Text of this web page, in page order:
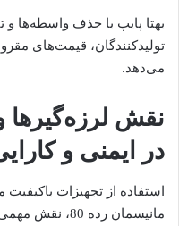
بهتا پایپ با حذف واسطه‌ها و
تولیدکنندگان، قیمت‌های
می‌دهد.
نقش لرزه‌گیرها
در ایمنی و
استفاده از تجهیزات باکیفیت
مانیسمان رده